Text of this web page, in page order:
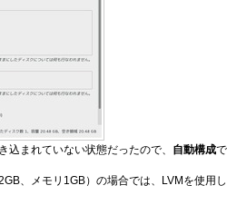
込まれていない状態だったので、 自動構成
、メモリ1GB）の場合では、LVMを使用